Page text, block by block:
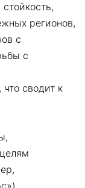
регионов,
с
с
сводит к